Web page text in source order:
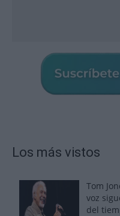
Los más vistos
Tom
voz
del